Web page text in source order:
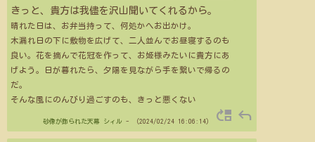
きっと、貴方は我儘を沢山聞いてくれるから。
晴れた日は、お弁当持って、何処かへお出かけ。
木漏れ日の下に敷物を広げて、二人並んでお昼寝するのも
良い。花を摘んで花冠を作って、お姫様みたいに貴方にあ
げよう。日が暮れたら、夕陽を見ながら手を繋いで帰るの
だ。
そんな風にのんびり過ごすのも、きっと悪くない
砂像が飾られた天幕 シィル - （2024/02/24 16:06:14） move_up reply